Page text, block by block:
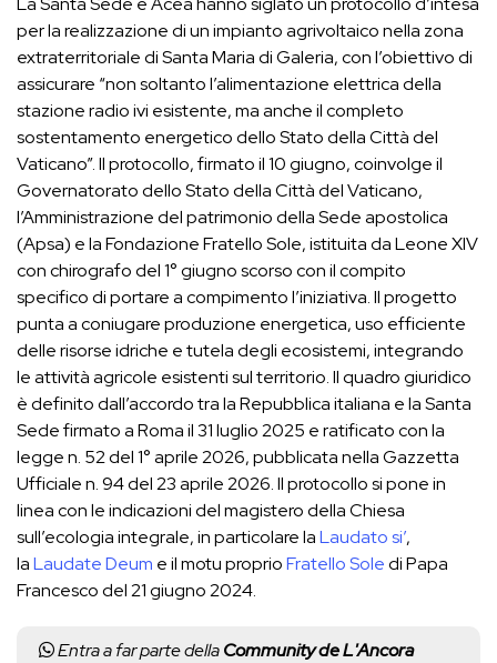
per la realizzazione di un impianto agrivoltaico nella zona
extraterritoriale di Santa Maria di Galeria, con l’obiettivo di
assicurare “non soltanto l’alimentazione elettrica della
stazione radio ivi esistente, ma anche il completo
sostentamento energetico dello Stato della Città del
Vaticano”. Il protocollo, firmato il 10 giugno, coinvolge il
Governatorato dello Stato della Città del Vaticano,
l’Amministrazione del patrimonio della Sede apostolica
(Apsa) e la Fondazione Fratello Sole, istituita da Leone XIV
con chirografo del 1° giugno scorso con il compito
specifico di portare a compimento l’iniziativa. Il progetto
punta a coniugare produzione energetica, uso efficiente
delle risorse idriche e tutela degli ecosistemi, integrando
le attività agricole esistenti sul territorio. Il quadro giuridico
è definito dall’accordo tra la Repubblica italiana e la Santa
Sede firmato a Roma il 31 luglio 2025 e ratificato con la
legge n. 52 del 1° aprile 2026, pubblicata nella Gazzetta
Ufficiale n. 94 del 23 aprile 2026. Il protocollo si pone in
linea con le indicazioni del magistero della Chiesa
sull’ecologia integrale, in particolare laLaudato si’,
laLaudate Deum e il motu proprioFratello Soledi Papa
Francesco del 21 giugno 2024.
Entra a far parte dellaCommunity de L'Ancora